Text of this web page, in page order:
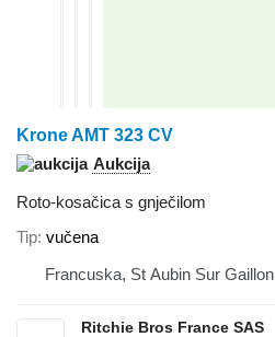
Krone AMT 323 CV
Aukcija
Roto-kosačica s gnječilom
Tip vučena
Francuska, St Aubin Sur Gaillon
Ritchie Bros France SAS